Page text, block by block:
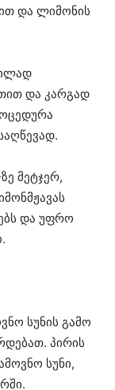
და ლიმონის
და კარგად
მეტჯერ,
და უფრო
სუნის გამო
პირის
სუნი,